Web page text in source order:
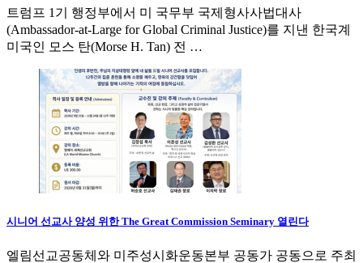
트럼프 1기 행정부에서 미 국무부 국제형사사법대사
(Ambassador-at-Large for Global Criminal Justice)를 지낸 한국계
미국인 모스 탄(Morse H. Tan) 전 …
시니어 선교사 양성 위한 The Great Commission Seminary 열린다
엘림선교공동체와 미주성시화운동본부 공동가 공동으로 주최